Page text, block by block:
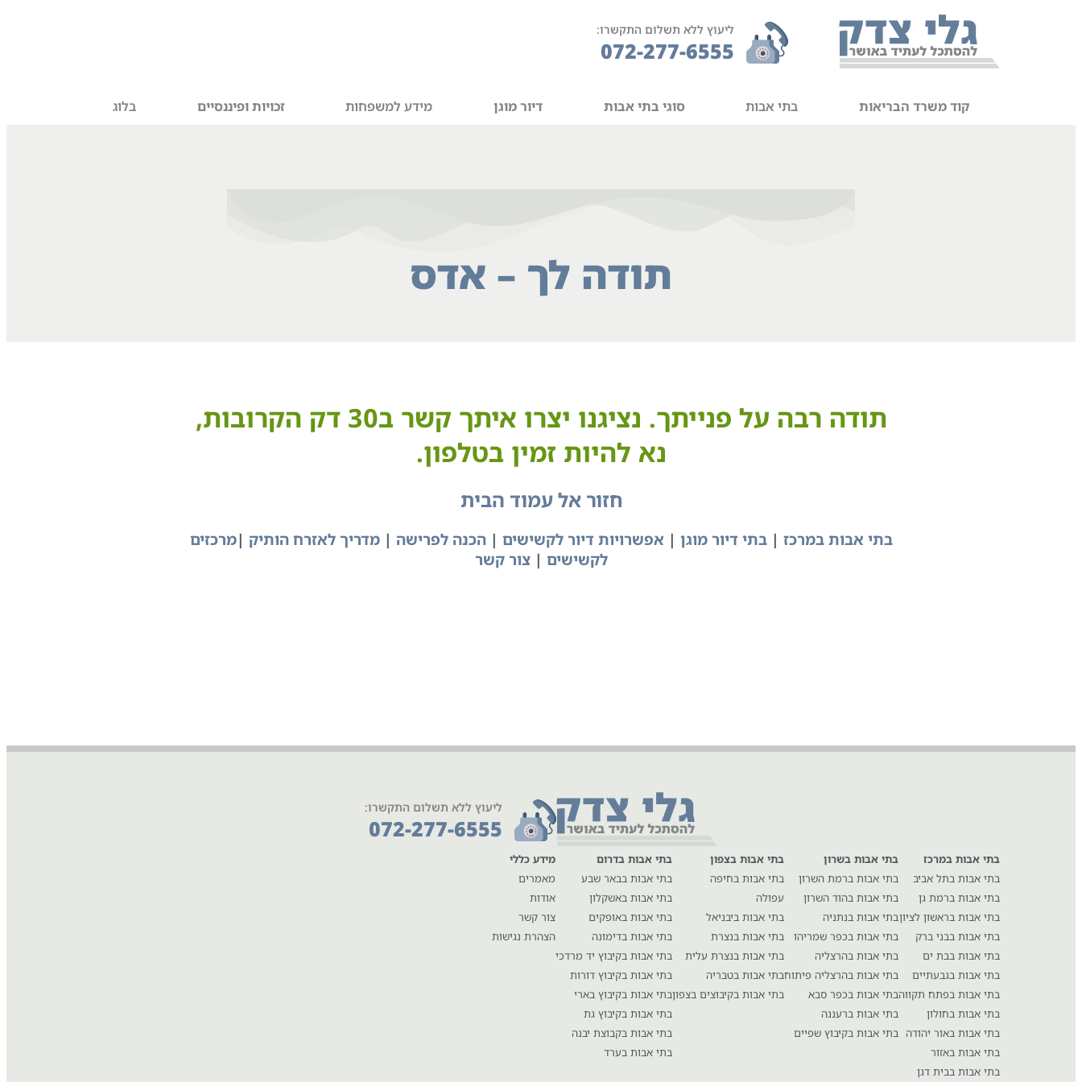
ליעוץ ללא תשלום התקשרו:
072-277-6555
קוד משרד הבריאות בתי אבות סוגי בתי אבות דיור מוגן מידע למשפחות זכויות ופיננסיים בלוג
תודה לך – אדס
תודה רבה על פנייתך. נציגנו יצרו איתך קשר ב30 דק הקרובות,
נא להיות זמין בטלפון.
חזור אל עמוד הבית
בתי אבות במרכז |בתי דיור מוגן | אפשרויות דיור לקשישים |הכנה לפרישה |מדריך לאזרח הותיק |מרכזים
לקשישים |צור קשר
ליעוץ ללא תשלום התקשרו:
072-277-6555
בתי אבות במרכז
בתי אבות בתל אביב
בתי אבות ברמת גן
בתי אבות בראשון לציון
בתי אבות בבני ברק
בתי אבות בבת ים
בתי אבות בגבעתיים
בתי אבות בפתח תקווה
בתי אבות בחולון
בתי אבות באור יהודה
בתי אבות באזור
בתי אבות בבית דגן
בתי אבות בשרון
בתי אבות ברמת השרון
בתי אבות בהוד השרון
בתי אבות בנתניה
בתי אבות בכפר שמריהו
בתי אבות בהרצליה
בתי אבות בהרצליה פיתוח
בתי אבות בכפר סבא
בתי אבות ברעננה
בתי אבות בקיבוץ שפיים
בתי אבות בצפון
בתי אבות בחיפה
עפולה
בתי אבות ביבניאל
בתי אבות בנצרת
בתי אבות בנצרת עלית
בתי אבות בטבריה
בתי אבות בקיבוצים בצפון
בתי אבות בדרום
בתי אבות בבאר שבע
בתי אבות באשקלון
בתי אבות באופקים
בתי אבות בדימונה
בתי אבות בקיבוץ יד מרדכי
בתי אבות בקיבוץ דורות
בתי אבות בקיבוץ בארי
בתי אבות בקיבוץ גת
בתי אבות בקבוצת יבנה
בתי אבות בערד
מידע כללי
מאמרים
אודות
צור קשר
הצהרת נגישות